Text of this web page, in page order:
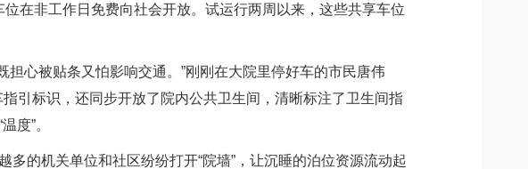
在非工作日免费向社会开放。试运行两周以来，这些共享车位
心被贴条又怕影响交通。”刚刚在大院里停好车的市民唐伟
引标识，还同步开放了院内公共卫生间，清晰标注了卫生间指
度”。
的机关单位和社区纷纷打开“院墙”，让沉睡的泊位资源流动起